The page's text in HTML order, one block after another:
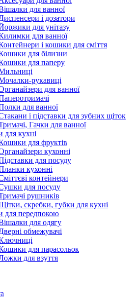
для ванної
і дозатори
для унітазу
для ванної
і кошики для сміття
для білизни
для паперу
рукавиці
для ванної
для ванної
і підставки для зубних щіток
Гачки для ванної
для кухні
для фруктів
кухонні
для посуду
кухонні
контейнери
для посуду
рушників
скребки, губки для кухні
для передпокою
для одягу
обмежувачі
для парасольок
для взуття